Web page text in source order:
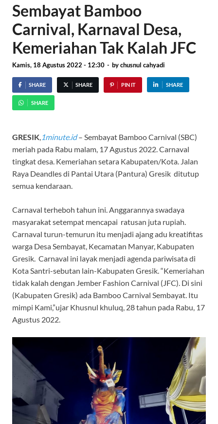
Sembayat Bamboo
Carnival, Karnaval Desa,
Kemeriahan Tak Kalah JFC
Kamis, 18 Agustus 2022 - 12:30 - bychusnul cahyadi
SHARE SHARE PIN IT SHARE
SHARE
GRESIK, 1minute.id– Sembayat Bamboo Carnival (SBC)
meriah pada Rabu malam, 17 Agustus 2022. Carnaval
tingkat desa. Kemeriahan setara Kabupaten/Kota. Jalan
Raya Deandles di Pantai Utara (Pantura) Gresik ditutup
semua kendaraan.
Carnaval terheboh tahun ini. Anggarannya swadaya
masyarakat setempat mencapai ratusan juta rupiah.
Carnaval turun-temurun itu menjadi ajang adu kreatifitas
warga Desa Sembayat, Kecamatan Manyar, Kabupaten
Gresik. Carnaval ini layak menjadi agenda pariwisata di
Kota Santri-sebutan lain-Kabupaten Gresik. “Kemeriahan
tidak kalah dengan Jember Fashion Carnival (JFC). Di sini
(Kabupaten Gresik) ada Bamboo Carnival Sembayat. Itu
mimpi Kami,”ujar Khusnul khuluq, 28 tahun pada Rabu, 17
Agustus 2022.